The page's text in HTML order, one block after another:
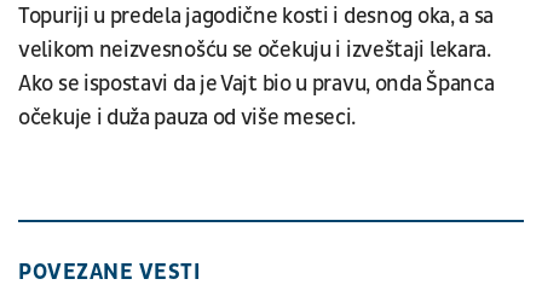
Topuriji u predela jagodične kosti i desnog oka, a sa
velikom neizvesnošću se očekuju i izveštaji lekara.
Ako se ispostavi da je Vajt bio u pravu, onda Španca
očekuje i duža pauza od više meseci.
POVEZANE VESTI